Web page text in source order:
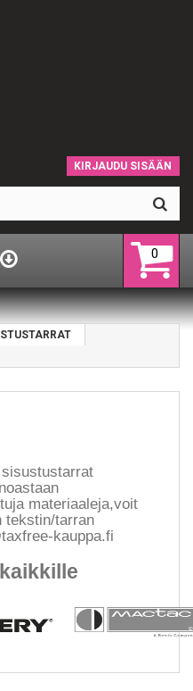
KIRJAUDU SISÄÄN
0
materiaaleja,voit
tekstin/tarran
kauppa.fi